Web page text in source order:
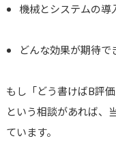
機械とシステムの導
どんな効果が期待
もし「どう書けばB評
という相談があれば、
ています。